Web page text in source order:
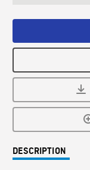
DESCRIPTION